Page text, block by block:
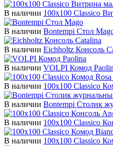
В наличии 100х100 Classico
В наличии Bontempi Стол
В наличии Eichholtz Консоль
В наличии VOLPI Комод
В наличии 100х100 Classico
В наличии Bontempi Столик
В наличии 100х100 Classico
В наличии 100х100 Classico